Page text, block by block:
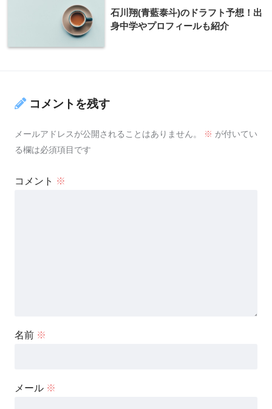
石川翔(青藍泰斗)のドラフト予想！出
身中学やプロフィールも紹介
コメントを残す
メールアドレスが公開されることはありません。 ※ が付いてい
る欄は必須項目です
コメント ※
名前 ※
メール ※